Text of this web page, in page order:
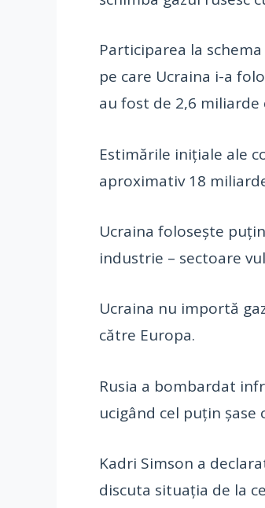
Participarea la
pe care Ucraina i-a
au fost de 2,6
Estimările iniţiale ale
aproximativ 18
Ucraina foloseşte
industrie – sectoare
Ucraina nu importă
către Europa.
Rusia a bombardat
ucigând cel puţin
Kadri Simson a
discuta situaţia de la